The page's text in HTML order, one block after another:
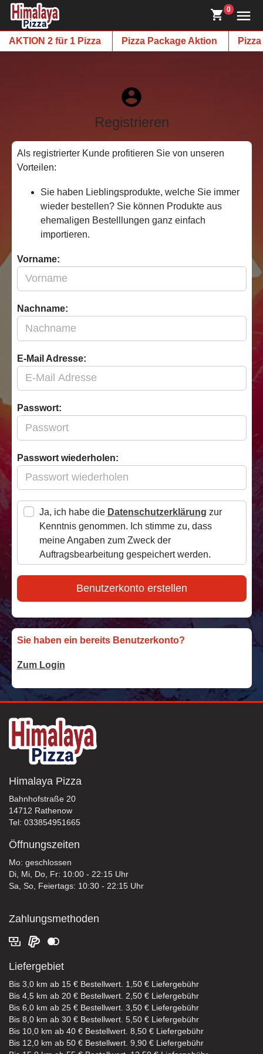
0
AKTION 2 für 1 Pizza Pizza Package Aktion Pizza
Registrieren
Als registrierter Kunde profitieren Sie von unseren
Vorteilen:
Sie haben Lieblingsprodukte, welche Sie immer
wieder bestellen? Sie können Produkte aus
ehemaligen Bestelllungen ganz einfach
importieren.
Vorname:
Nachname:
E-Mail Adresse:
Passwort:
Passwort wiederholen:
Ja, ich habe die Datenschutzerklärung zur
Kenntnis genommen. Ich stimme zu, dass
meine Angaben zum Zweck der
Auftragsbearbeitung gespeichert werden.
Benutzerkonto erstellen
Sie haben ein bereits Benutzerkonto?
Zum Login
Himalaya Pizza
Bahnhofstraße 20
14712 Rathenow
Tel: 033854951665
Öffnungszeiten
Mo: geschlossen
Di, Mi, Do, Fr: 10:00 - 22:15 Uhr
Sa, So, Feiertags: 10:30 - 22:15 Uhr
Zahlungsmethoden
Liefergebiet
Bis 3,0 km ab 15 € Bestellwert. 1,50 € Liefergebühr
Bis 4,5 km ab 20 € Bestellwert. 2,50 € Liefergebühr
Bis 6,0 km ab 25 € Bestellwert. 3,50 € Liefergebühr
Bis 8,0 km ab 30 € Bestellwert. 5,50 € Liefergebühr
Bis 10,0 km ab 40 € Bestellwert. 8,50 € Liefergebühr
Bis 12,0 km ab 50 € Bestellwert. 9,90 € Liefergebühr